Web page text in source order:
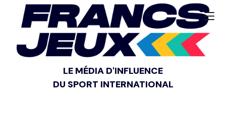
LE MÉDIA D'INFLUENCE
DU SPORT INTERNATIONAL